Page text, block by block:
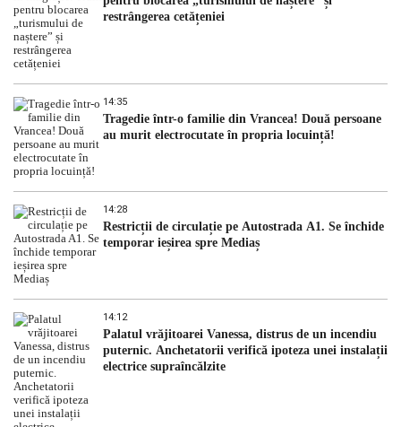
restrângerea cetățeniei
14:35
Tragedie într-o familie din Vrancea! Două persoane
au murit electrocutate în propria locuință!
14:28
Restricții de circulație pe Autostrada A1. Se închide
temporar ieșirea spre Mediaș
14:12
Palatul vrăjitoarei Vanessa, distrus de un incendiu
puternic. Anchetatorii verifică ipoteza unei instalații
electrice supraîncălzite